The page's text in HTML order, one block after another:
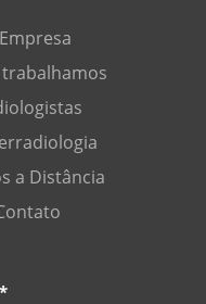
a Distância